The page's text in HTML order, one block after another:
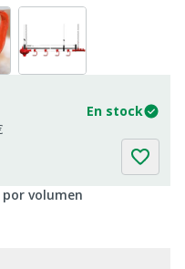
En stock
volumen